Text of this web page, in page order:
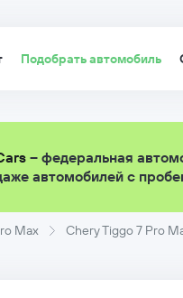
Подобрать автомобиль
– федеральная
автомобилей с
Max Chery Tiggo 7 Pro